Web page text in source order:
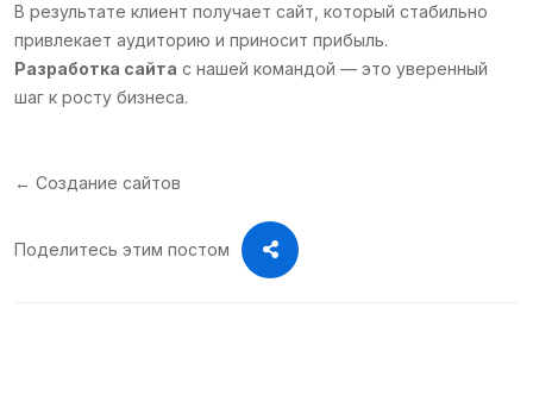
В результате клиент получает сайт, который стабильно
привлекает аудиторию и приносит прибыль.
Разработка сайта с нашей командой — это уверенный
шаг к росту бизнеса.
← Создание сайтов
Поделитесь этим постом